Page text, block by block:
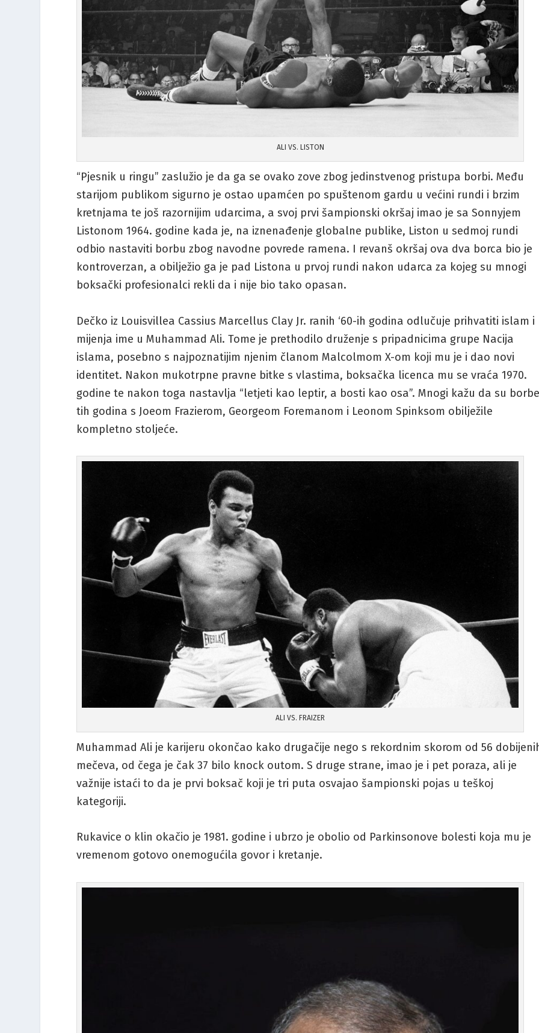
ALI VS. LISTON
“Pjesnik u ringu” zaslužio je da ga se ovako zove zbog jedinstvenog pristupa borbi. Među
starijom publikom sigurno je ostao upamćen po spuštenom gardu u većini rundi i brzim
kretnjama te još razornijim udarcima, a svoj prvi šampionski okršaj imao je sa Sonnyjem
Listonom 1964. godine kada je, na iznenađenje globalne publike, Liston u sedmoj rundi
odbio nastaviti borbu zbog navodne povrede ramena. I revanš okršaj ova dva borca bio je
kontroverzan, a obilježio ga je pad Listona u prvoj rundi nakon udarca za kojeg su mnogi
boksački profesionalci rekli da i nije bio tako opasan.
Dečko iz Louisvillea Cassius Marcellus Clay Jr. ranih ‘60-ih godina odlučuje prihvatiti islam i
mijenja ime u Muhammad Ali. Tome je prethodilo druženje s pripadnicima grupe Nacija
islama, posebno s najpoznatijim njenim članom Malcolmom X-om koji mu je i dao novi
identitet. Nakon mukotrpne pravne bitke s vlastima, boksačka licenca mu se vraća 1970.
godine te nakon toga nastavlja “letjeti kao leptir, a bosti kao osa”. Mnogi kažu da su
tih godina s Joeom Frazierom, Georgeom Foremanom i Leonom Spinksom obilježile
kompletno stoljeće.
ALI VS. FRAIZER
Muhammad Ali je karijeru okončao kako drugačije nego s rekordnim skorom od 56
mečeva, od čega je čak 37 bilo knock outom. S druge strane, imao je i pet poraza, ali je
važnije istaći to da je prvi boksač koji je tri puta osvajao šampionski pojas u teškoj
kategoriji.
Rukavice o klin okačio je 1981. godine i ubrzo je obolio od Parkinsonove bolesti koja mu je
vremenom gotovo onemogućila govor i kretanje.